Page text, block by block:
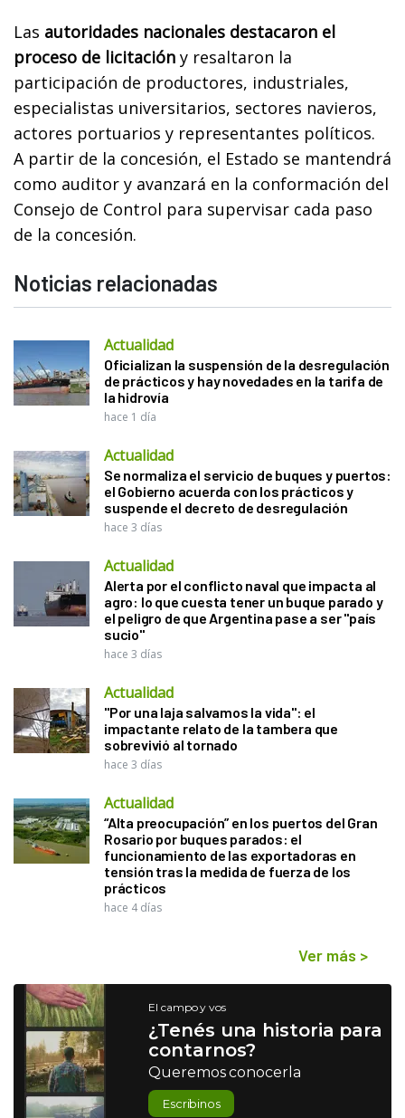
Las autoridades nacionales destacaron el
proceso de licitación y resaltaron la
participación de productores, industriales,
especialistas universitarios, sectores navieros,
actores portuarios y representantes políticos.
A partir de la concesión, el Estado se mantendrá
como auditor y avanzará en la conformación del
Consejo de Control para supervisar cada paso
de la concesión.
Noticias relacionadas
Actualidad
Oficializan la suspensión de la desregulación
de prácticos y hay novedades en la tarifa de
la hidrovía
hace 1 día
Actualidad
Se normaliza el servicio de buques y puertos:
el Gobierno acuerda con los prácticos y
suspende el decreto de desregulación
hace 3 días
Actualidad
Alerta por el conflicto naval que impacta al
agro: lo que cuesta tener un buque parado y
el peligro de que Argentina pase a ser "país
sucio"
hace 3 días
Actualidad
"Por una laja salvamos la vida": el
impactante relato de la tambera que
sobrevivió al tornado
hace 3 días
Actualidad
“Alta preocupación” en los puertos del Gran
Rosario por buques parados: el
funcionamiento de las exportadoras en
tensión tras la medida de fuerza de los
prácticos
hace 4 días
Ver más >
El campo y vos
¿Tenés una historia para
contarnos?
Queremos conocerla
Escribinos